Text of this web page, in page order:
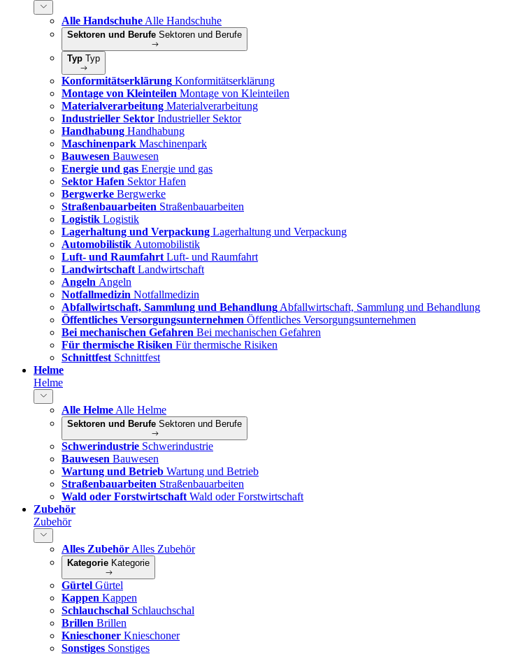
Alle Handschuhe Alle Handschuhe
Sektoren und Berufe Sektoren und Berufe
Typ Typ
Konformitätserklärung Konformitätserklärung
Montage von Kleinteilen Montage von Kleinteilen
Materialverarbeitung Materialverarbeitung
Industrieller Sektor Industrieller Sektor
Handhabung Handhabung
Maschinenpark Maschinenpark
Bauwesen Bauwesen
Energie und gas Energie und gas
Sektor Hafen Sektor Hafen
Bergwerke Bergwerke
Straßenbauarbeiten Straßenbauarbeiten
Logistik Logistik
Lagerhaltung und Verpackung Lagerhaltung und Verpackung
Automobilistik Automobilistik
Luft- und Raumfahrt Luft- und Raumfahrt
Landwirtschaft Landwirtschaft
Angeln Angeln
Notfallmedizin Notfallmedizin
Abfallwirtschaft, Sammlung und Behandlung Abfallwirtschaft, Sammlung und Behandlung
Öffentliches Versorgungsunternehmen Öffentliches Versorgungsunternehmen
Bei mechanischen Gefahren Bei mechanischen Gefahren
Für thermische Risiken Für thermische Risiken
Schnittfest Schnittfest
Helme
Helme
Alle Helme Alle Helme
Sektoren und Berufe Sektoren und Berufe
Schwerindustrie Schwerindustrie
Bauwesen Bauwesen
Wartung und Betrieb Wartung und Betrieb
Straßenbauarbeiten Straßenbauarbeiten
Wald oder Forstwirtschaft Wald oder Forstwirtschaft
Zubehör
Zubehör
Alles Zubehör Alles Zubehör
Kategorie Kategorie
Gürtel Gürtel
Kappen Kappen
Schlauchschal Schlauchschal
Brillen Brillen
Knieschoner Knieschoner
Sonstiges Sonstiges